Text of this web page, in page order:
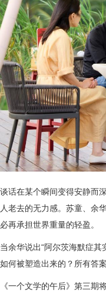
谈话在某个瞬间变得安静而
人老去的无力感。苏童、余
必再承担世界重量的轻盈。
当余华说出“阿尔茨海默症
如何被塑造出来的？所有答
《一个文学的午后》第三